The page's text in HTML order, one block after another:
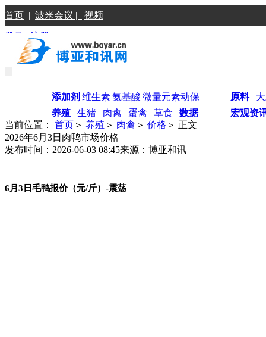
首页 | 波米会议 | 视频
登录 |注册
添加剂 维生素氨基酸 微量元素动保
养殖
生猪 肉禽 蛋禽 草食 数据
原料
宏观资
当前位置： 首页 ＞ 养殖 ＞ 肉禽 ＞ 价格 ＞ 正文
2026年6月3日肉鸭市场价格
发布时间：2026-06-03 08:45来源：博亚和讯
6 月3日毛鸭报价（元/斤）-震荡